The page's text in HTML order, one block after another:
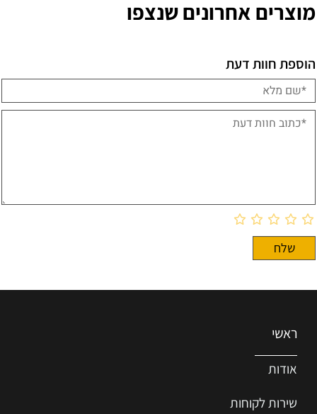
מוצרים אחרונים שנצפו
הוספת חוות דעת
ראשי
אודות
שירות לקוחות